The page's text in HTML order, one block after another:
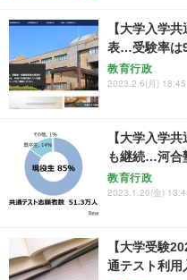
【大学入学
表…受験率は
教育行政
2023.2.6(月) 18:45
【大学入学
も継続…河合
教育行政
2023.1.20(金)
【大学受験
通テスト利用